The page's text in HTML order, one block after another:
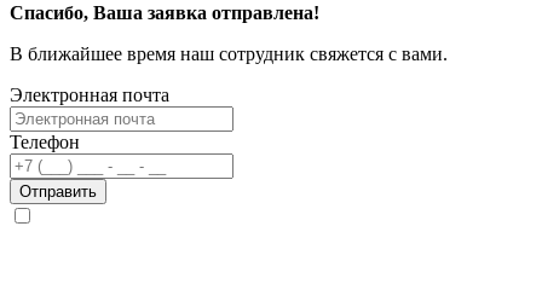
Спасибо, Ваша заявка отправлена!
В ближайшее время наш сотрудник свяжется с вами.
Электронная почта
Телефон
Отправить